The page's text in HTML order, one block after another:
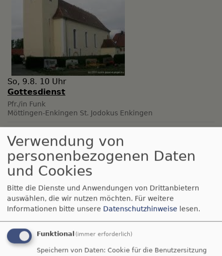
So, 9.8. 10 Uhr
Gottesdienst
Pfr./in Funk
Möttingen-Enkingen St. Jodokus Enkingen
Verwendung von
personenbezogenen Daten
und Cookies
Bitte die Dienste und Anwendungen von Drittanbietern
auswählen, die wir nutzen möchten. Für weitere
Informationen bitte unsere Datenschutzhinweise lesen.
Funktional (immer erforderlich)
Speichern von Daten: Cookie für die Benutzersitzung